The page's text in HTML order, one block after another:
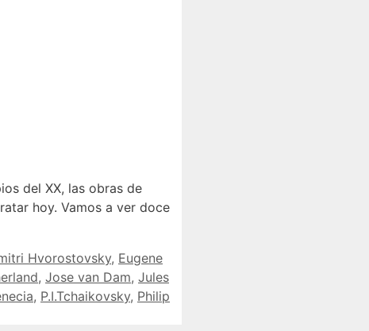
del XX, las obras de
hoy. Vamos a ver doce
Hvorostovsky, Eugene
, Jose van Dam, Jules
, P.I.Tchaikovsky, Philip